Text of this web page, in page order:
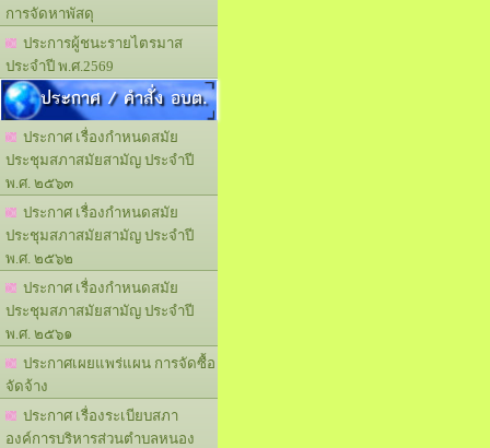
การจัดหาพัสดุ
ประการผู้ชนะรายไตรมาส
ประจำปี พ.ศ.2569
ประกาศ / คำสั่ง อบต.
ประกาศ เรื่องกำหนดสมัย
ประชุมสภาสมัยสามัญ ประจำปี
พ.ศ. ๒๕๖๓
ประกาศ เรื่องกำหนดสมัย
ประชุมสภาสมัยสามัญ ประจำปี
พ.ศ. ๒๕๖๒
ประกาศ เรื่องกำหนดสมัย
ประชุมสภาสมัยสามัญ ประจำปี
พ.ศ. ๒๕๖๑
ประกาศเผยแพร่แผน การจัดซื้อ
จัดจ้าง
ประกาศ เรื่องระเบียบสภา
องค์การบริหารส่วนตำบลหนอง